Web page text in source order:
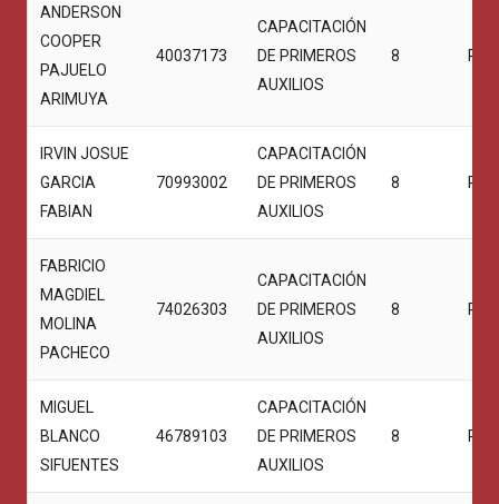
ANDERSON
COOPER
PAJUELO
ARIMUYA
40037173
CAPACITACIÓN
DE PRIMEROS
AUXILIOS
8
IRVIN JOSUE
GARCIA
FABIAN
70993002
CAPACITACIÓN
DE PRIMEROS
AUXILIOS
8
FABRICIO
MAGDIEL
MOLINA
PACHECO
74026303
CAPACITACIÓN
DE PRIMEROS
AUXILIOS
8
MIGUEL
BLANCO
SIFUENTES
46789103
CAPACITACIÓN
DE PRIMEROS
AUXILIOS
8